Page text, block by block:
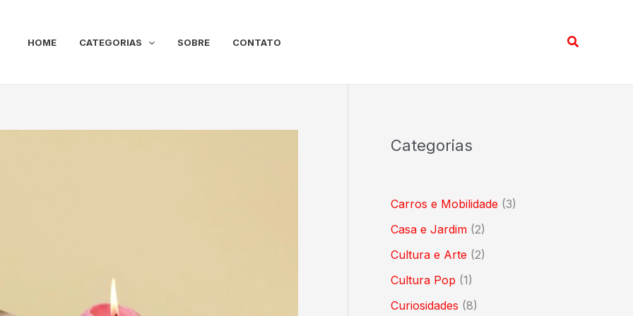
HOME CATEGORIAS SOBRE CONTATO Pesquisar
Categorias
Carros e Mobilidade (3)
Casa e Jardim(2)
Cultura e Arte (2)
Cultura Pop (1)
Curiosidades (8)